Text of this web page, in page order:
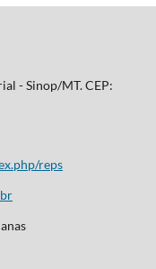
- Sinop/MT. CEP:
reps